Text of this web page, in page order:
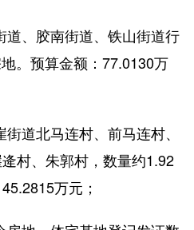
道、胶南街道、铁山街道行
。预算金额：77.0130万
道北马连村、前马连村、
村、朱郭村，数量约1.92
万元；